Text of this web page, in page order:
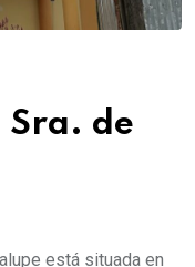
Sra. de
está situada en